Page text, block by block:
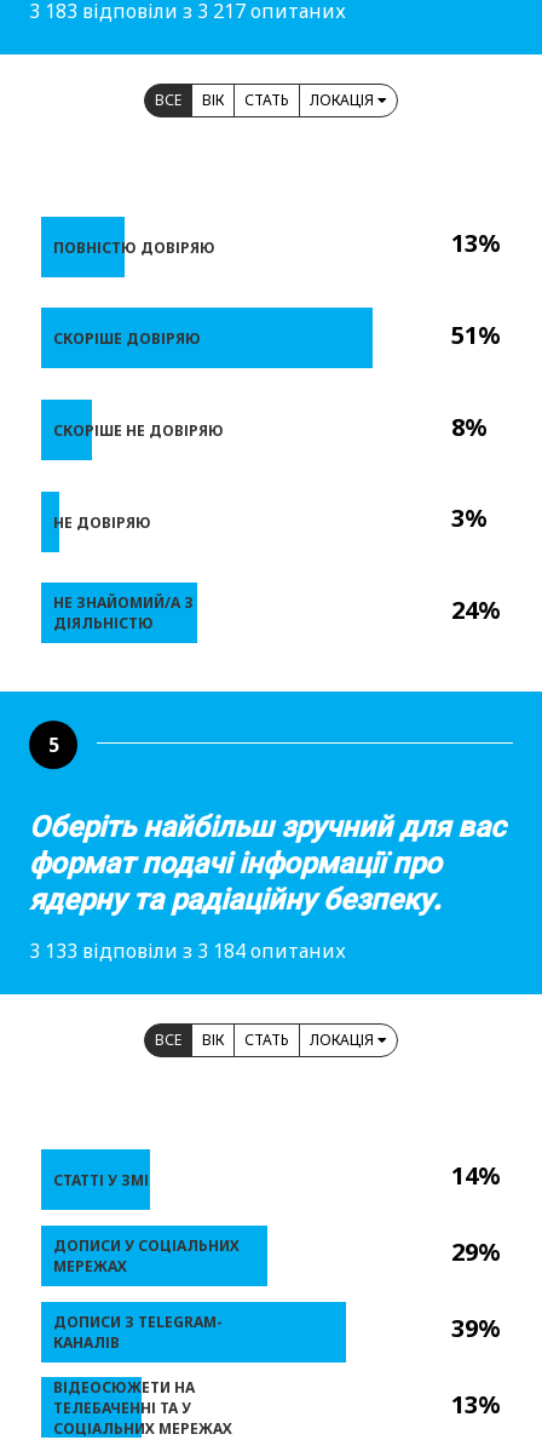
3 183 відповіли з 3 217 опитаних
ВСЕ ВІК СТАТЬ ЛОКАЦІЯ
13%
51%
8%
3%
24%
ПОВНІСТЮ ДОВІРЯЮ
СКОРІШЕ ДОВІРЯЮ
СКОРІШЕ НЕ ДОВІРЯЮ
НЕ ДОВІРЯЮ
НЕ ЗНАЙОМИЙ/А З
ДІЯЛЬНІСТЮ
5
Оберіть найбільш зручний для вас
формат подачі інформації про
ядерну та радіаційну безпеку.
3 133 відповіли з 3 184 опитаних
ВСЕ ВІК СТАТЬ ЛОКАЦІЯ
14%
29%
39%
13%
СТАТТІ У ЗМІ
ДОПИСИ У СОЦІАЛЬНИХ
МЕРЕЖАХ
ДОПИСИ З TELEGRAM-
КАНАЛІВ
ВІДЕОСЮЖЕТИ НА
ТЕЛЕБАЧЕННІ ТА У
СОЦІАЛЬНИХ МЕРЕЖАХ